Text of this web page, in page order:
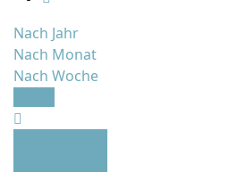
Nach Jahr
Nach Monat
Nach Woche